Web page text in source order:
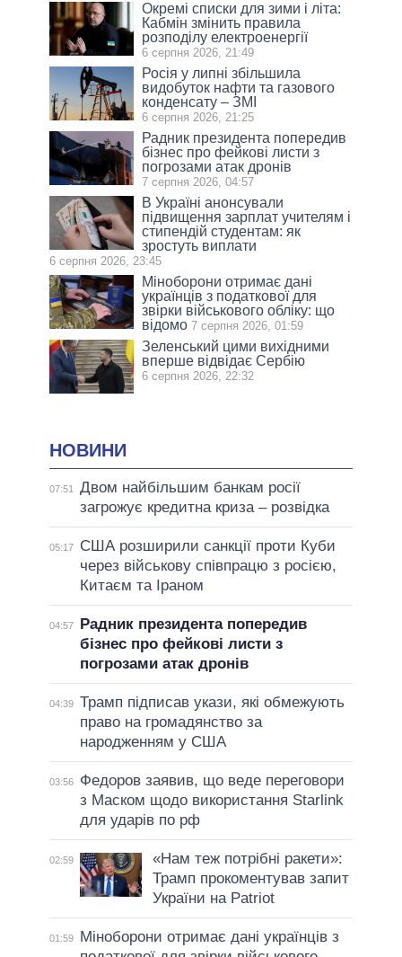
Окремі списки для зими і літа:
Кабмін змінить правила
розподілу електроенергії
6 серпня 2026, 21:49
Росія у липні збільшила
видобуток нафти та газового
конденсату – ЗМІ
6 серпня 2026, 21:25
Радник президента попередив
бізнес про фейкові листи з
погрозами атак дронів
7 серпня 2026, 04:57
В Україні анонсували
підвищення зарплат учителям і
стипендій студентам: як
зростуть виплати
6 серпня 2026, 23:45
Міноборони отримає дані
українців з податкової для
звірки військового обліку: що
відомо 7 серпня 2026, 01:59
Зеленський цими вихідними
вперше відвідає Сербію
6 серпня 2026, 22:32
НОВИНИ
07:51
Двом найбільшим банкам росії
загрожує кредитна криза – розвідка
05:17
США розширили санкції проти Куби
через військову співпрацю з росією,
Китаєм та Іраном
04:57
Радник президента попередив
бізнес про фейкові листи з
погрозами атак дронів
04:39 Трамп підписав укази, які обмежують
право на громадянство за
народженням у США
03:56
Федоров заявив, що веде переговори
з Маском щодо використання Starlink
для ударів по рф
02:59
«Нам теж потрібні ракети»:
Трамп прокоментував запит
України на Patriot
01:59
Міноборони отримає дані українців з